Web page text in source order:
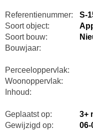
Referentienummer:
S-
Soort object:
Soort bouw:
Bouwjaar:
Perceeloppervlak:
Woonoppervlak:
Inhoud:
Geplaatst op:
3+
Gewijzigd op:
06-